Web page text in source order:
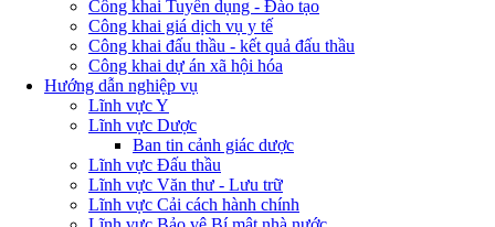
Công khai Tuyển dụng - Đào tạo
Công khai giá dịch vụ y tế
Công khai đấu thầu - kết quả đấu thầu
Công khai dự án xã hội hóa
Hướng dẫn nghiệp vụ
Lĩnh vực Y
Lĩnh vực Dược
Ban tin cảnh giác dược
Lĩnh vực Đấu thầu
Lĩnh vực Văn thư - Lưu trữ
Lĩnh vực Cải cách hành chính